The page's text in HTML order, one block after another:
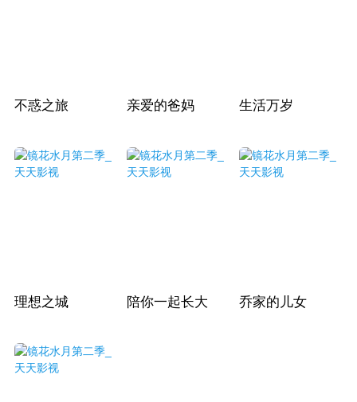
不惑之旅 亲爱的爸妈 生活万岁
理想之城 陪你一起长大 乔家的儿女